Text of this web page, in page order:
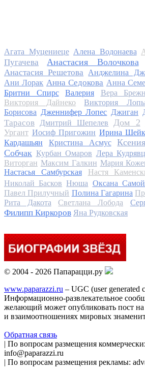
Агата Муцениеце Алена Водонаева
Пугачева
Анастасия Волочкова
Анастасия Решетова Анджелина
Ани Лорак Анна Седокова Анна
Бритни Спирс
Валерия Вера
Виктория Дайнеко Виктория
Борисова Дженнифер Лопес Джиган
Тарасов
Дмитрий Шепелев Дом 2
Ургант Иосиф Пригожин Ирина Шейк
Кардашьян
Кристина Асмус
Собчак Курбан Омаров Лера
Виторган Максим Галкин Мария
Настасья Самбурская
Настя
Николай Басков Нюша Оксана
Павел Прилучный Полина Гагарина
Рита Дакота
Светлана Лобода
Филипп Киркоров Яна Рудковская
© 2004 - 2026 Папарацци.ру
www.paparazzi.ru – UGC (user generated
Информационно-развлекательное
желающий может опубликовать пост
и взаимоотношениях мировых
Обратная связь
| По вопросам размещения
info@paparazzi.ru
| По вопросам размещения рекламы: